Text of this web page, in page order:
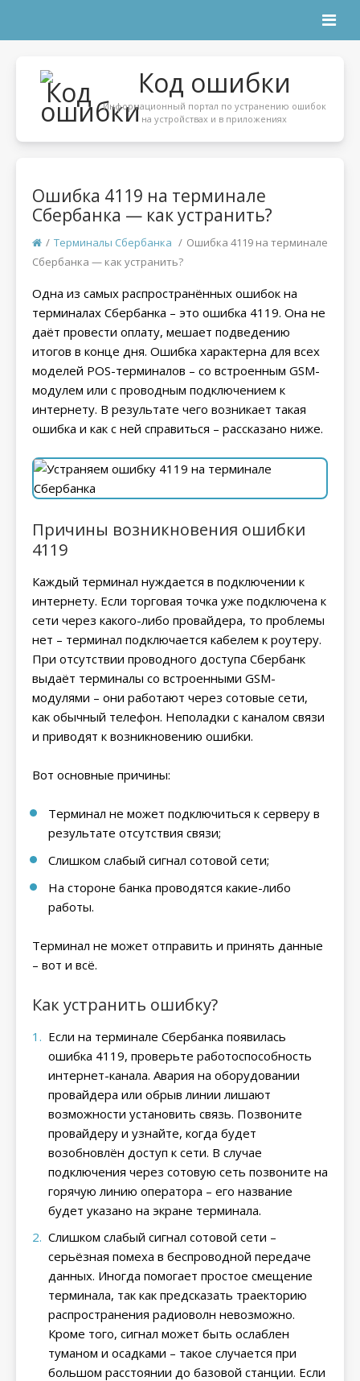
Код ошибки
Информационный портал по устранению ошибок
на устройствах и в приложениях
Ошибка 4119 на терминале
Сбербанка — как устранить?
/ Терминалы Сбербанка / Ошибка 4119 на терминале
Сбербанка — как устранить?
Одна из самых распространённых ошибок на
терминалах Сбербанка – это ошибка 4119. Она не
даёт провести оплату, мешает подведению
итогов в конце дня. Ошибка характерна для всех
моделей POS-терминалов – со встроенным GSM-
модулем или с проводным подключением к
интернету. В результате чего возникает такая
ошибка и как с ней справиться – рассказано ниже.
Причины возникновения ошибки
4119
Каждый терминал нуждается в подключении к
интернету. Если торговая точка уже подключена к
сети через какого-либо провайдера, то проблемы
нет – терминал подключается кабелем к роутеру.
При отсутствии проводного доступа Сбербанк
выдаёт терминалы со встроенными GSM-
модулями – они работают через сотовые сети,
как обычный телефон. Неполадки с каналом связи
и приводят к возникновению ошибки.
Вот основные причины:
Терминал не может подключиться к серверу в
результате отсутствия связи;
Слишком слабый сигнал сотовой сети;
На стороне банка проводятся какие-либо
работы.
Терминал не может отправить и принять данные
– вот и всё.
Как устранить ошибку?
Если на терминале Сбербанка появилась
ошибка 4119, проверьте работоспособность
интернет-канала. Авария на оборудовании
провайдера или обрыв линии лишают
возможности установить связь. Позвоните
провайдеру и узнайте, когда будет
возобновлён доступ к сети. В случае
подключения через сотовую сеть позвоните на
горячую линию оператора – его название
будет указано на экране терминала.
Слишком слабый сигнал сотовой сети –
серьёзная помеха в беспроводной передаче
данных. Иногда помогает простое смещение
терминала, так как предсказать траекторию
распространения радиоволн невозможно.
Кроме того, сигнал может быть ослаблен
туманом и осадками – такое случается при
большом расстоянии до базовой станции. Если